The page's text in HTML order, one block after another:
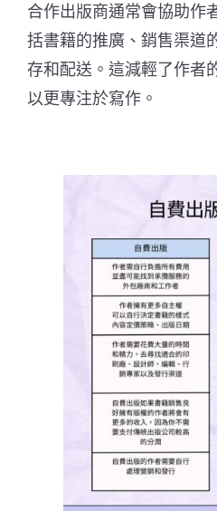
合作出版商通常會協助作
括書籍的推廣、銷售渠道
存和配送。這減輕了作者
以更專注於寫作。